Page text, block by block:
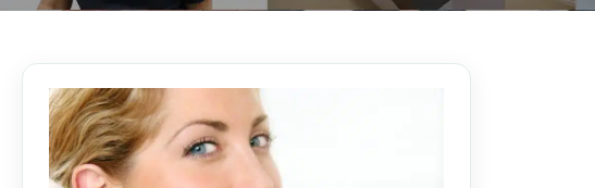
Unser Blog